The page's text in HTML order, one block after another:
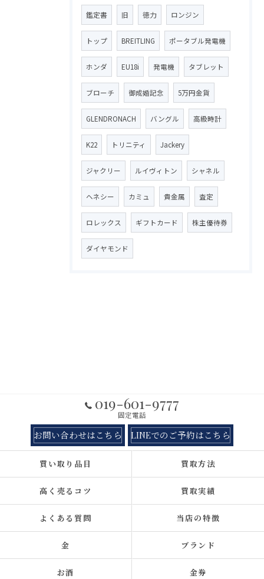
鑑定書 旧 徳力 ロンジン
トップ BREITLING ポータブル発電機
ホンダ EU18i 発電機 タブレット
ブローチ 御成婚記念 5万円金貨
GLENDRONACH バングル 高級時計
K22 トリニティ Jackery
ジャクリー ルイヴィトン シャネル
ヘネシー カミュ 貴金属 査定
ロレックス ギフトカード 株主優待券
ダイヤモンド
019-601-9777
固定電話
お問い合わせはこちら LINEでのご予約はこちら
買い取り品目 買取方法
高く売るコツ 買取実績
よくある質問 当店の特徴
金 ブランド
お酒 金券